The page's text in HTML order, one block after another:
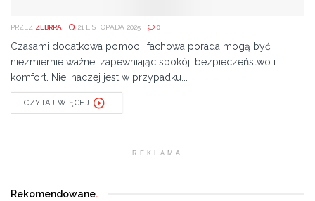
PRZEZ ZEBRRA 21 LISTOPADA 2025 0
Czasami dodatkowa pomoc i fachowa porada mogą być
niezmiernie ważne, zapewniając spokój, bezpieczeństwo i
komfort. Nie inaczej jest w przypadku...
CZYTAJ WIĘCEJ
REKLAMA
Rekomendowane.